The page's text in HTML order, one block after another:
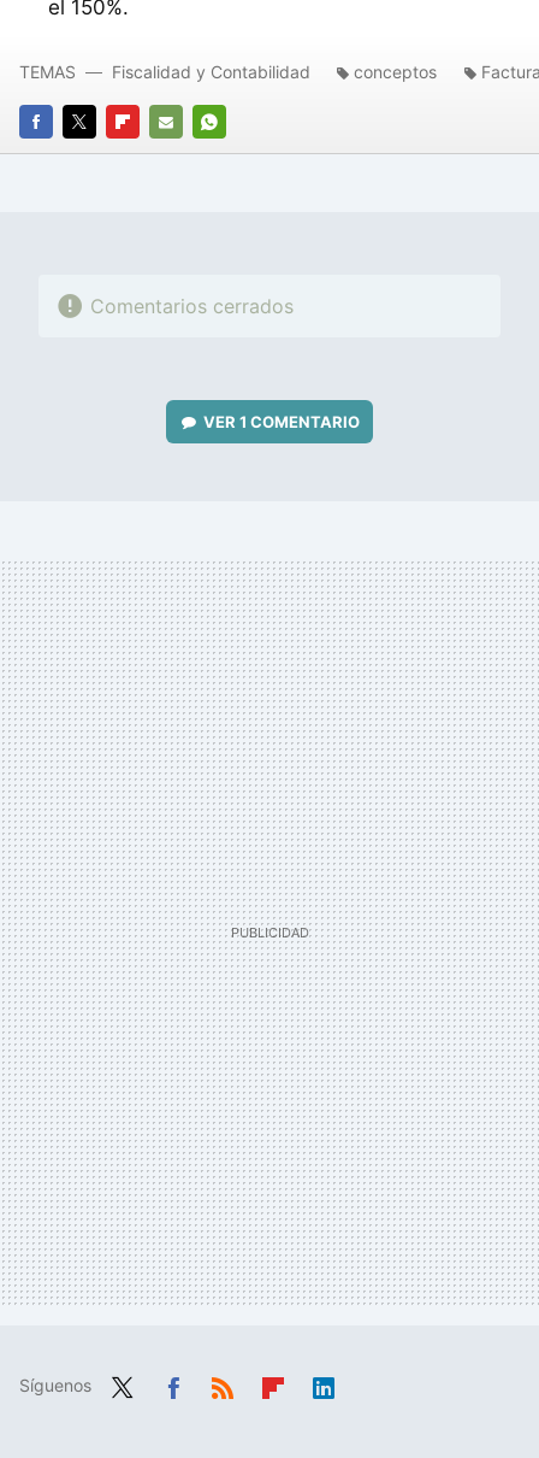
el 150%.
FACEBOOK
TWITTERFLIPBOARD
E-
WHATSAPP
TEMAS Fiscalidad y Contabilidad conceptos
Comentarios cerrados
VER 1 COMENTARIO
Síguenos